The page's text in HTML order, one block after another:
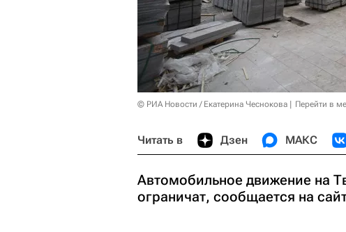
© РИА Новости / Екатерина Чеснокова Перейти в
Читать в Дзен МАКС
Автомобильное движение на
ограничат, сообщается на